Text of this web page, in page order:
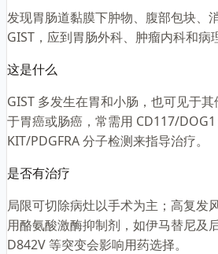
发现胃肠道黏膜下肿物、腹部包块、
GIST，应到胃肠外科、肿瘤内科和病
这是什么
GIST 多发生在胃和小肠，也可见于
于胃癌或肠癌，常需用 CD117/
KIT/PDGFRA 分子检测来指导治疗。
是否有治疗
局限可切除病灶以手术为主；高复发
用酪氨酸激酶抑制剂，如伊马替尼及
D842V 等突变会影响用药选择。